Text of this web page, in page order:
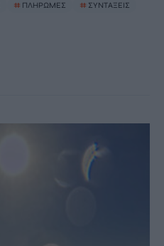
# ΠΛΗΡΩΜΕΣ # ΣΥΝΤΑΞΕΙΣ